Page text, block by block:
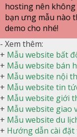
hosting nên không
bạn ưng mẫu nào
demo cho nhé!
- Xem thêm:
+ Mẫu website bất
+ Mẫu website bán
+ Mẫu website nội
+ Mẫu website tin
+ Mẫu website giới
+ Mẫu website giao
+ Mẫu website du
+ Hướng dẫn cài